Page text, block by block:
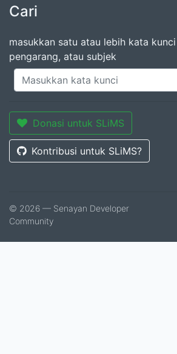
Cari
masukkan satu atau lebih kata
pengarang, atau subjek
Donasi untuk SLiMS
Kontribusi untuk SLiMS?
© 2026 — Senayan Developer
Community